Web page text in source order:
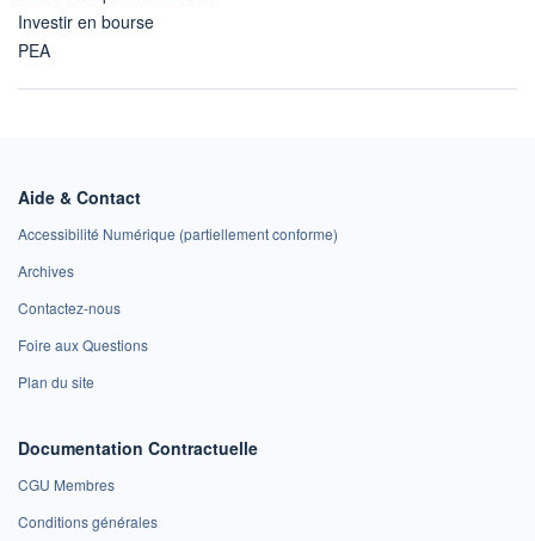
Investir en bourse
PEA
Aide & Contact
Accessibilité Numérique (partiellement conforme)
Archives
Contactez-nous
Foire aux Questions
Plan du site
Documentation Contractuelle
CGU Membres
Conditions générales